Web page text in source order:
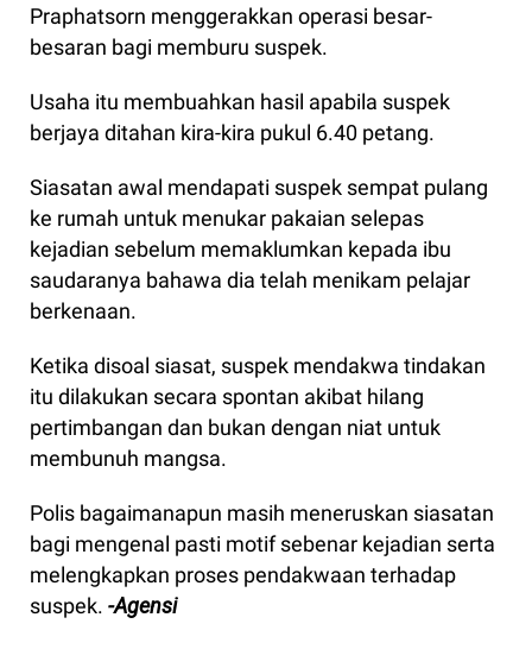
Praphatsorn menggerakkan operasi besar-
besaran bagi memburu suspek.
Usaha itu membuahkan hasil apabila suspek
berjaya ditahan kira-kira pukul 6.40 petang.
Siasatan awal mendapati suspek sempat pulang
ke rumah untuk menukar pakaian selepas
kejadian sebelum memaklumkan kepada ibu
saudaranya bahawa dia telah menikam pelajar
berkenaan.
Ketika disoal siasat, suspek mendakwa tindakan
itu dilakukan secara spontan akibat hilang
pertimbangan dan bukan dengan niat untuk
membunuh mangsa.
Polis bagaimanapun masih meneruskan siasatan
bagi mengenal pasti motif sebenar kejadian serta
melengkapkan proses pendakwaan terhadap
suspek. -Agensi